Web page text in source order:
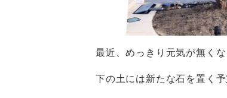
最近、めっきり元気が無く
下の土には新たな石を置く予